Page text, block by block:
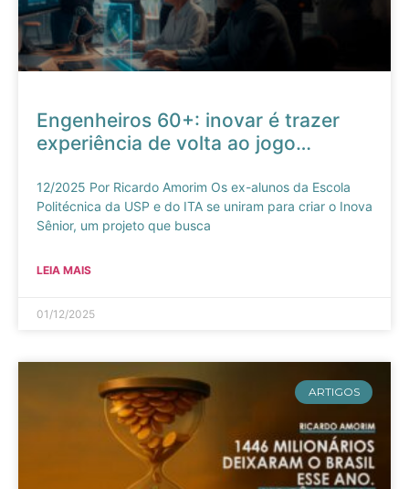
Engenheiros 60+: inovar é trazer
experiência de volta ao jogo…
12/2025 Por Ricardo Amorim Os ex-alunos da Escola
Politécnica da USP e do ITA se uniram para criar o Inova
Sênior, um projeto que busca
LEIA MAIS
01/12/2025
ARTIGOS